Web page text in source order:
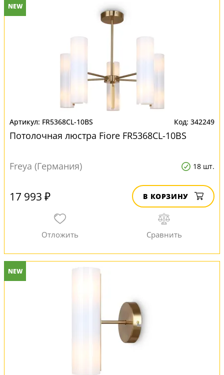
NEW
FR5368CL-10BS 342249
Потолочная люстра Fiore FR5368CL-10BS
Freya (Германия) 18 шт.
17 993 ₽ В КОРЗИНУ
NEW